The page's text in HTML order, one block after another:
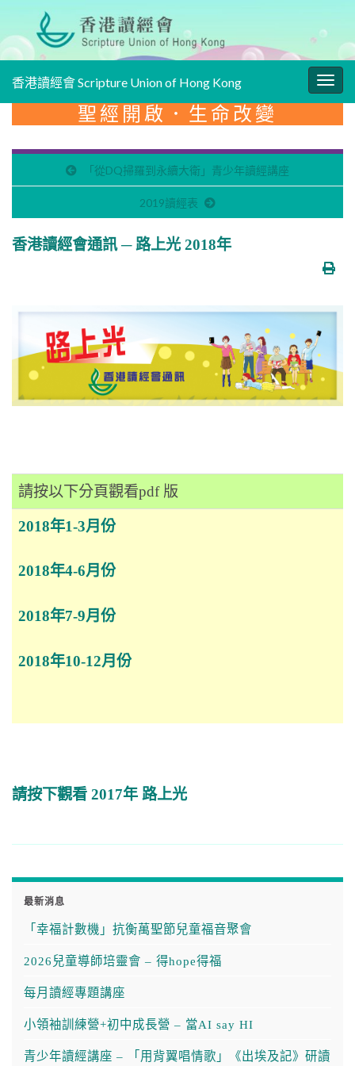
香港讀經會 Scripture Union of Hong Kong
聖經開啟．生命改變
「從DQ掃羅到永續大衛」青少年讀經講座
2019讀經表
香港讀經會通訊 ─ 路上光 2018年
請按以下分頁觀看pdf 版
2018年1-3月份
2018年4-6月份
2018年7-9月份
2018年10-12月份
請按下觀看 2017年 路上光
最新消息
「幸福計數機」抗衡萬聖節兒童福音聚會
2026兒童導師培靈會 – 得hope得福
每月讀經專題講座
小領袖訓練營+初中成長營 – 當AI say HI
青少年讀經講座 – 「用背翼唱情歌」《出埃及記》研讀